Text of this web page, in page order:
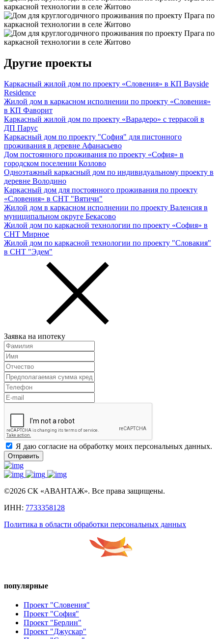
Другие проекты
Каркасный жилой дом по проекту «Словения» в КП Bayside
Residence
Жилой дом в каркасном исполнении по проекту «Словения»
в КП Фаворит
Каркасный жилой дом по проекту «Варадеро» с террасой в
ДП Парус
Каркасный дом по проекту "София" для пистонного
проживания в деревне Афанасьево
Дом постоянного проживания по проекту «София» в
городском поселении Козлово
Одноэтажный каркасный дом по индивидуальному проекту в
деревне Володино
Каркасный дом для постоянного проживания по проекту
«Словения» в СНТ "Вятичи"
Жилой дом в каркасном исполнении по проекту Валенсия в
муниципальном округе Бекасово
Жилой дом по каркасной технологии по проекту «София» в
СНТ Мирное
Жилой дом по каркасной технологии по проекту "Словакия"
в СНТ "Эдем"
Заявка на ипотеку
Я даю согласие на обработку моих персональных данных.
Отправить
©2026 СК «АВАНТАЖ». Все права защищены.
ИНН: 7733358128
Политика в области обработки персональных данных
популярные
Проект "Словения"
Проект "София"
Проект "Берлин"
Проект "Джускар"